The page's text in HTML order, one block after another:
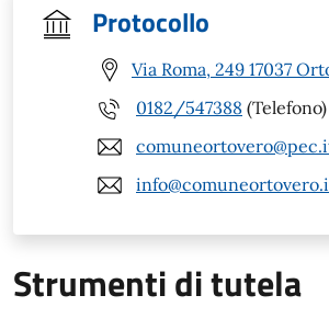
Protocollo
Via Roma, 249 17037
0182/547388 (Telefono)
Strumenti di tutela